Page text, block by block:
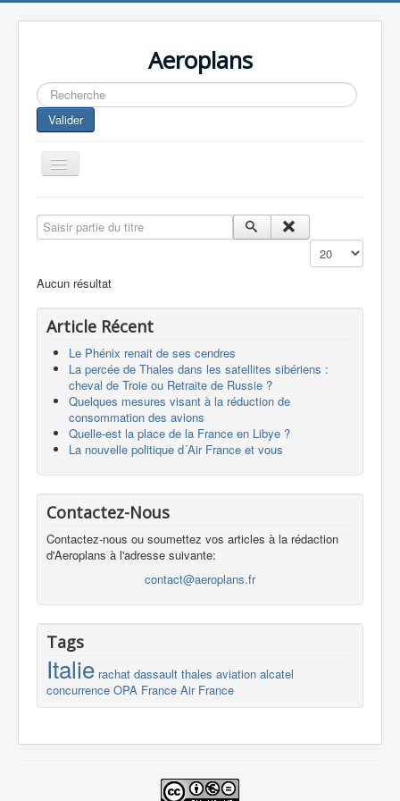
Aeroplans
Rechercher
Valider
Toggle
Navigation
Aviation Commerciale
Europespace
Drones
Saisir partie du titre
Affichage #
Aucun résultat
Article Récent
Le Phénix renait de ses cendres
La percée de Thales dans les satellites sibériens :
cheval de Troie ou Retraite de Russie ?
Quelques mesures visant à la réduction de
consommation des avions
Quelle-est la place de la France en Libye ?
La nouvelle politique d´Air France et vous
Contactez-Nous
Contactez-nous ou soumettez vos articles à la rédaction
d'Aeroplans à l'adresse suivante:
contact@aeroplans.fr
Tags
Italie rachat dassault thales aviation alcatel
concurrence OPA France Air France